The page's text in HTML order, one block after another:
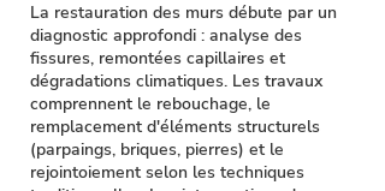
La restauration des murs débute par un
diagnostic approfondi : analyse des
fissures, remontées capillaires et
dégradations climatiques. Les travaux
comprennent le rebouchage, le
remplacement d'éléments structurels
(parpaings, briques, pierres) et le
rejointoiement selon les techniques